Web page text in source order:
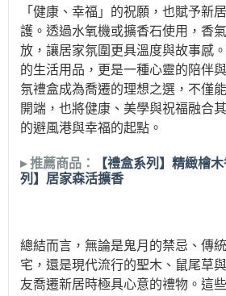
「健康、幸福」的祝願，也賦予新
護。透過水氧機或擴香石使用，香
放，讓居家氛圍更具溫度與故事感
的生活用品，更是一種心靈的陪伴
氛禮盒成為喬遷的理想之選，不僅
開端，也將健康、美學與祝福融合
的避風港與幸福的起點。
▸ 推薦商品： 【禮盒系列】精緻檜
列】居家森活擴香
總結而言，無論是鬼月的禁忌、傳
宅，還是現代流行的聖木、鼠尾草
友喬遷新居時極具心意的禮物。這